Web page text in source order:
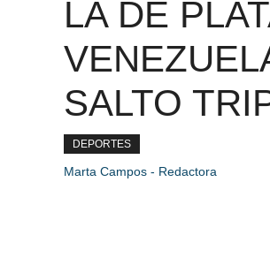
LA DE
SALTO
DEPORTES
Marta Campos - Redactora